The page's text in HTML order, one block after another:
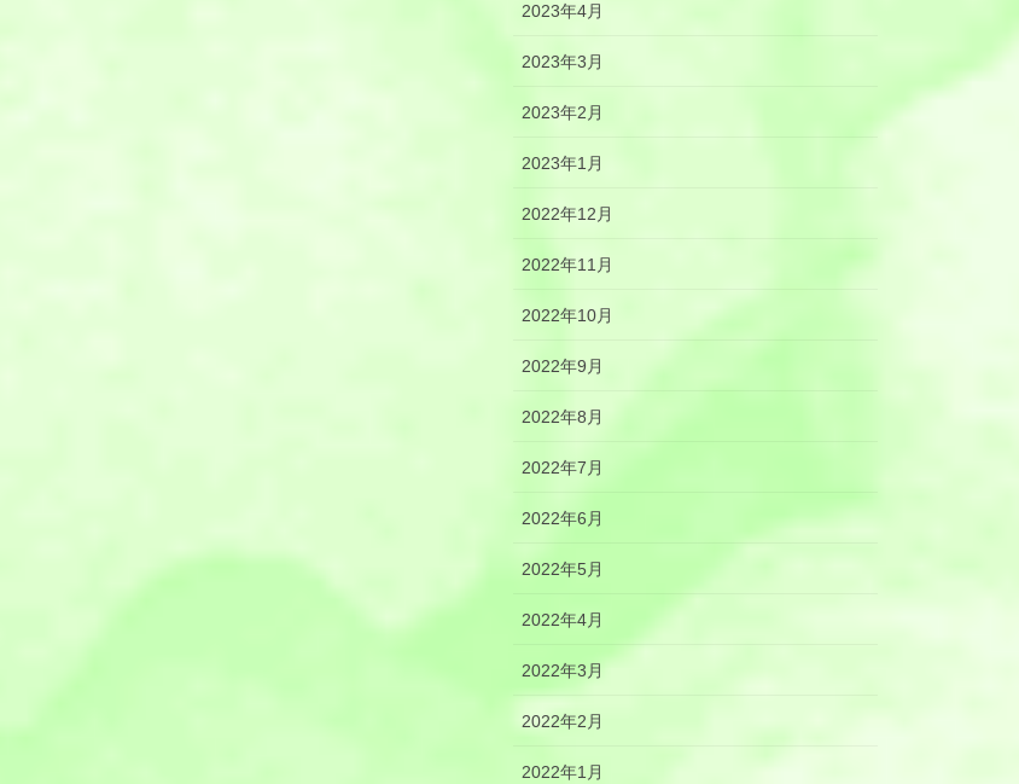
2023年4月
2023年3月
2023年2月
2023年1月
2022年12月
2022年11月
2022年10月
2022年9月
2022年8月
2022年7月
2022年6月
2022年5月
2022年4月
2022年3月
2022年2月
2022年1月